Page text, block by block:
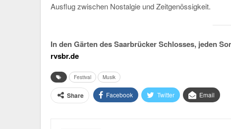
Ausflug zwischen Nostalgie und Zeitgenössigkeit.
In den Gärten des Saarbrücker Schlosses, jeden
rvsbr.de
Festival Musik
Share Facebook Twitter Email